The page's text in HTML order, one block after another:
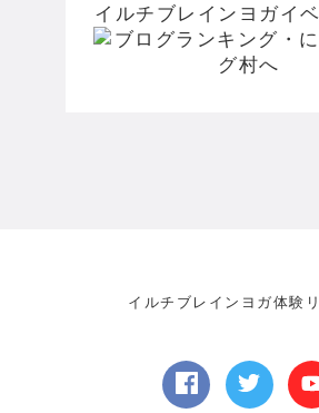
イルチブレインヨガイ
イルチブレインヨガ体験